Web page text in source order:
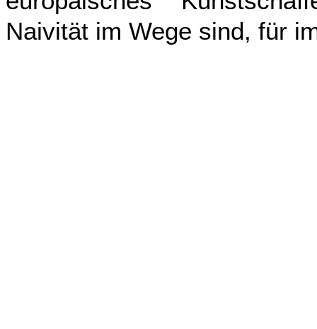
Naivität im Wege sind, für